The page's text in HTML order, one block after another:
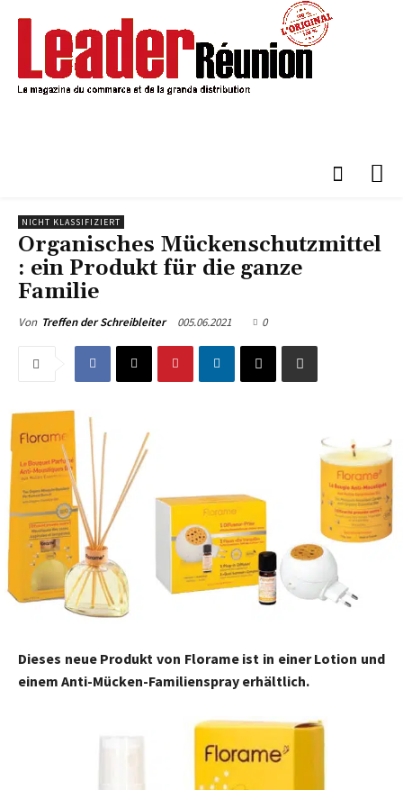
NICHT KLASSIFIZIERT
Organisches Mückenschutzmittel
: ein Produkt für die ganze
Familie
Von Treffen der Schreibleiter 005.06.2021 0
Dieses neue Produkt von Florame ist in einer Lotion und
einem Anti-Mücken-Familienspray erhältlich.